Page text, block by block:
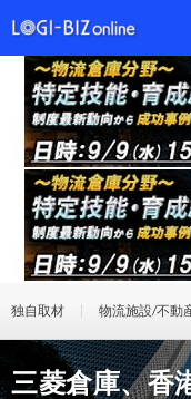
独自取材 物流施設/不動
三菱倉庫、香